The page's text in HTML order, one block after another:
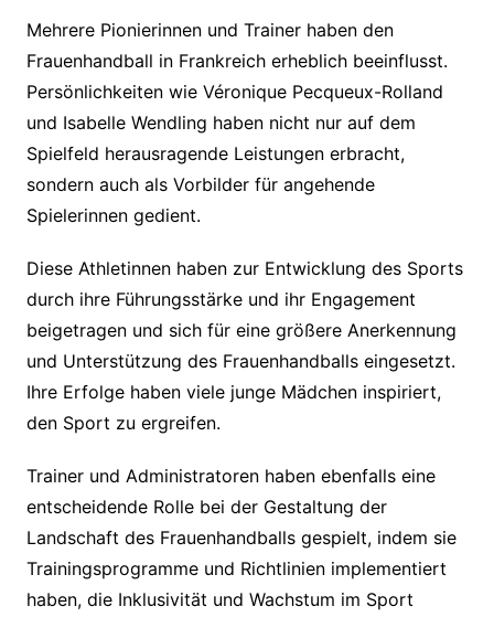
Mehrere Pionierinnen und Trainer haben den
Frauenhandball in Frankreich erheblich beeinflusst.
Persönlichkeiten wie Véronique Pecqueux-Rolland
und Isabelle Wendling haben nicht nur auf dem
Spielfeld herausragende Leistungen erbracht,
sondern auch als Vorbilder für angehende
Spielerinnen gedient.
Diese Athletinnen haben zur Entwicklung des Sports
durch ihre Führungsstärke und ihr Engagement
beigetragen und sich für eine größere Anerkennung
und Unterstützung des Frauenhandballs eingesetzt.
Ihre Erfolge haben viele junge Mädchen inspiriert,
den Sport zu ergreifen.
Trainer und Administratoren haben ebenfalls eine
entscheidende Rolle bei der Gestaltung der
Landschaft des Frauenhandballs gespielt, indem sie
Trainingsprogramme und Richtlinien implementiert
haben, die Inklusivität und Wachstum im Sport